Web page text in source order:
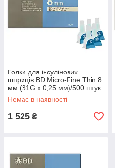
Голки для інсулінових
шприців BD Micro-Fine Thin 8
мм (31G x 0,25 мм)/500 штук
Немає в наявності
1 525 ₴